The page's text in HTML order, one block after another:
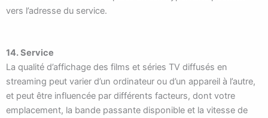
vers l’adresse du service.
14. Service
La qualité d’affichage des films et séries TV diffusés en
streaming peut varier d’un ordinateur ou d’un appareil à l’autre,
et peut être influencée par différents facteurs, dont votre
emplacement, la bande passante disponible et la vitesse de